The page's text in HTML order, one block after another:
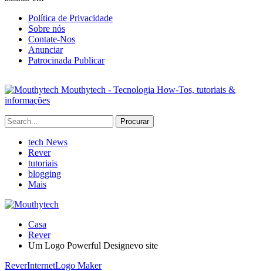
Política de Privacidade
Sobre nós
Contate-Nos
Anunciar
Patrocinada Publicar
Mouthytech - Tecnologia How-Tos, tutoriais &
informações
tech News
Rever
tutoriais
blogging
Mais
Casa
Rever
Um Logo Powerful Designevo site
ReverInternetLogo Maker